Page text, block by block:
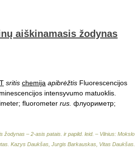
aiškinamasis žodynas
T sritis chemija apibrėžtis Fluorescencijos
intensyvumo matuoklis.
fluorometer rus. флуориметр;
žodynas – 2-asis patais. ir papild. leid. – Vilnius: Mokslo
Kazys Daukšas, Jurgis Barkauskas, Vitas Daukšas